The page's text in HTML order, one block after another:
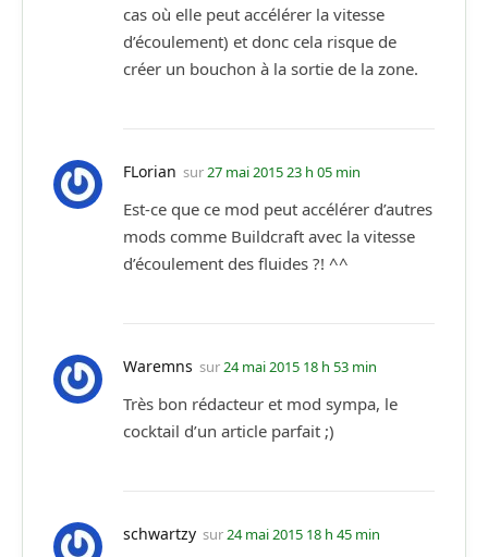
cas où elle peut accélérer la vitesse
d’écoulement) et donc cela risque de
créer un bouchon à la sortie de la zone.
FLorian sur27 mai 2015 23 h 05 min
Est-ce que ce mod peut accélérer d’autres
mods comme Buildcraft avec la vitesse
d’écoulement des fluides ?! ^^
Waremns sur24 mai 2015 18 h 53 min
Très bon rédacteur et mod sympa, le
cocktail d’un article parfait ;)
schwartzy sur24 mai 2015 18 h 45 min